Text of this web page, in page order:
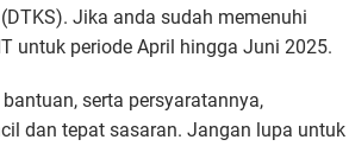
Jika anda sudah memenuhi
untuk periode April hingga Juni 2025.
serta persyaratannya,
dan tepat sasaran. Jangan lupa untuk